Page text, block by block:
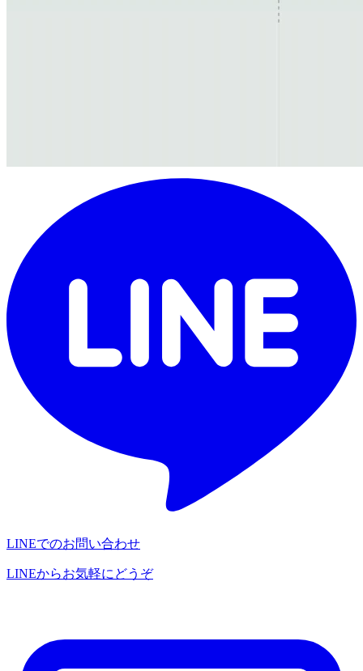
LINEでのお問い合わせ
LINEからお気軽にどうぞ